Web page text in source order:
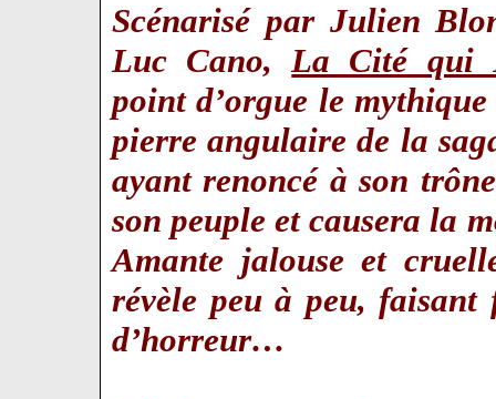
Scénarisé par Julien
Luc Cano,La Cité qui
point d’orgue le
pierre angulaire de la
ayant renoncé à son
son peuple et causera la
Amante jalouse et
révèle peu à peu,
d’horreur…